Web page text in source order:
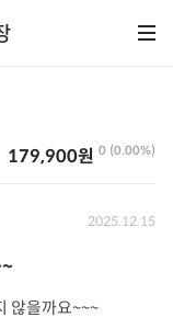
0 (0.00%)
179,900원
2025.12.15
않을까요~~~